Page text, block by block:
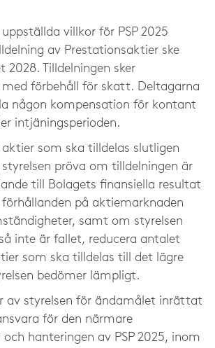
villkor för PSP 2025
av Prestationsaktier ske
2028. Tilldelningen sker
förbehåll för skatt. Deltagarna
någon kompensation för kontant
intjäningsperioden.
som ska tilldelas slutligen
pröva om tilldelningen är
till Bolagets finansiella resultat
på aktiemarknaden
samt om styrelsen
inte är fallet, reducera antalet
som ska tilldelas till det lägre
bedömer lämpligt.
av styrelsen för ändamålet inrättat
för den närmare
hanteringen av PSP 2025, inom